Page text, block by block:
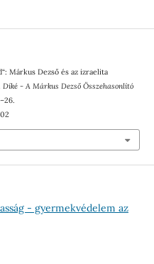
Márkus Dezső és az izraelita
Díké - A Márkus Dezső Összehasonlító
- gyermekvédelem az